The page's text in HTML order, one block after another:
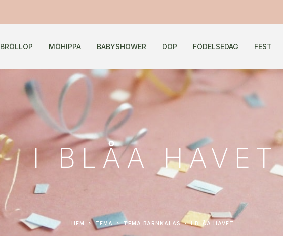
BRÖLLOP MÖHIPPA BABYSHOWER DOP FÖDELSEDAG FEST
I BLÅA HAVET
HEM TEMA TEMA BARNKALAS I BLÅA HAVET